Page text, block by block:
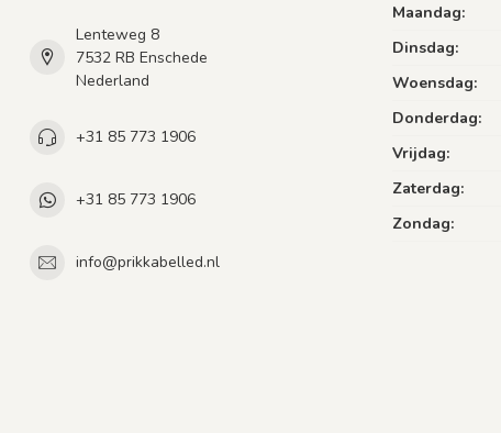
Lenteweg 8
7532 RB Enschede
Nederland
+31 85 773 1906
+31 85 773 1906
info@prikkabelled.nl
Maandag:
Dinsdag:
Woensdag:
Donderdag:
Vrijdag:
Zaterdag:
Zondag: